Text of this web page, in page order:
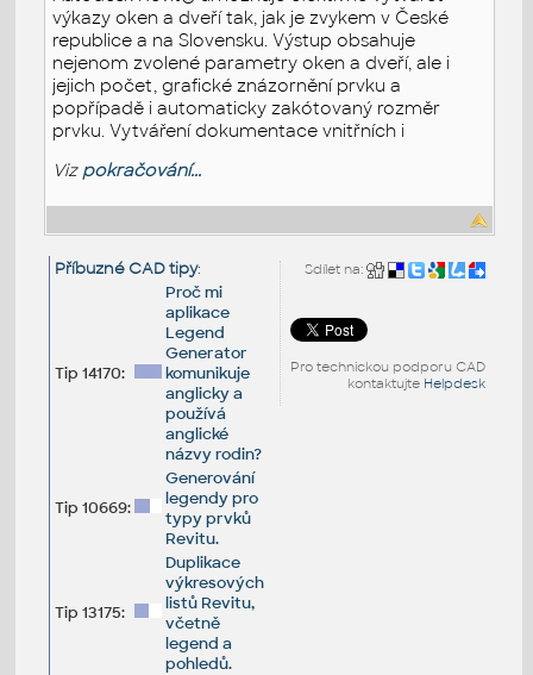
výkazy oken a dveří tak, jak je zvykem v České
republice a na Slovensku. Výstup obsahuje
nejenom zvolené parametry oken a dveří, ale i
jejich počet, grafické znázornění prvku a
popřípadě i automaticky zakótovaný rozměr
prvku. Vytváření dokumentace vnitřních i
Viz pokračování...
Sdílet na:
Pro technickou podporu CAD
kontaktujte Helpdesk
Příbuzné CAD tipy:
Tip 14170:
Proč mi
aplikace
Legend
Generator
komunikuje
anglicky a
používá
anglické
názvy rodin?
Tip 10669:
Generování
legendy pro
typy prvků
Revitu.
Tip 13175:
Duplikace
výkresových
listů Revitu,
včetně
legend a
pohledů.